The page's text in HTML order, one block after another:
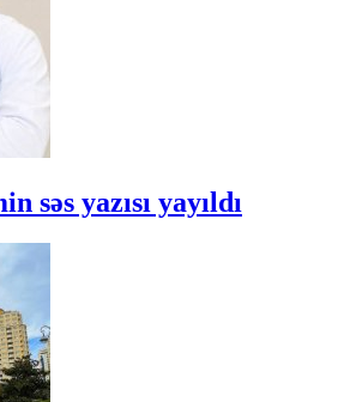
səs yazısı yayıldı